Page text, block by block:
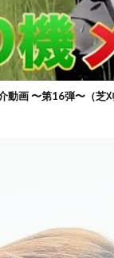
動画 〜第16弾〜（芝